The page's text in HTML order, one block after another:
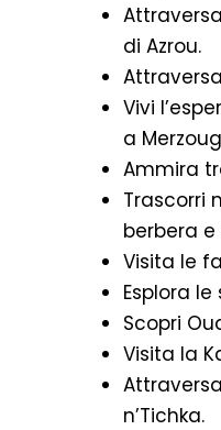
di Azrou.
Vivi
a
Ammira
Trascorri
berbera
Visita le
Esplora
Scopri
Visita la
n’Tichka.